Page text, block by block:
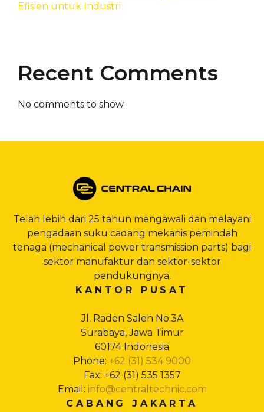
Efisien untuk Industri
Recent Comments
No comments to show.
Telah lebih dari 25 tahun mengawali dan melayani
pengadaan suku cadang mekanis pemindah
tenaga (mechanical power transmission parts) bagi
sektor manufaktur dan sektor-sektor
pendukungnya.
KANTOR PUSAT
Jl. Raden Saleh No.3A
Surabaya, Jawa Timur
60174 Indonesia
Phone: +62 (31) 534 9000
Fax: +62 (31) 535 1357
Email: info@centraltechnic.com
CABANG JAKARTA